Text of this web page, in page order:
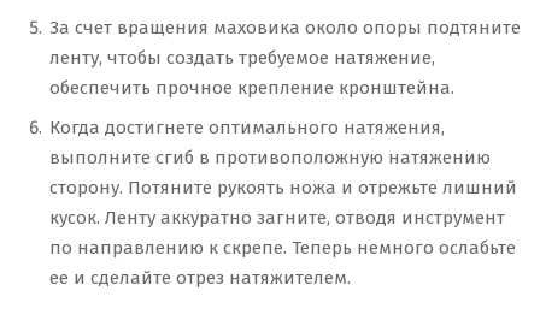
За счет вращения маховика около опоры подтяните
ленту, чтобы создать требуемое натяжение,
обеспечить прочное крепление кронштейна.
Когда достигнете оптимального натяжения,
выполните сгиб в противоположную натяжению
сторону. Потяните рукоять ножа и отрежьте лишний
кусок. Ленту аккуратно загните, отводя инструмент
по направлению к скрепе. Теперь немного ослабьте
ее и сделайте отрез натяжителем.